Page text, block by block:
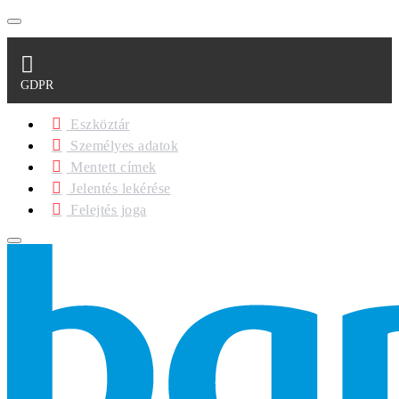
GDPR
Eszköztár
Személyes adatok
Mentett címek
Jelentés lekérése
Felejtés joga